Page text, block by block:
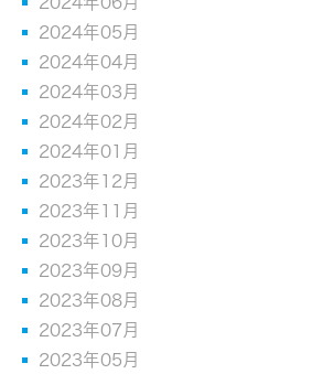
2024年05月
2024年04月
2024年03月
2024年02月
2024年01月
2023年12月
2023年11月
2023年10月
2023年09月
2023年08月
2023年07月
2023年05月